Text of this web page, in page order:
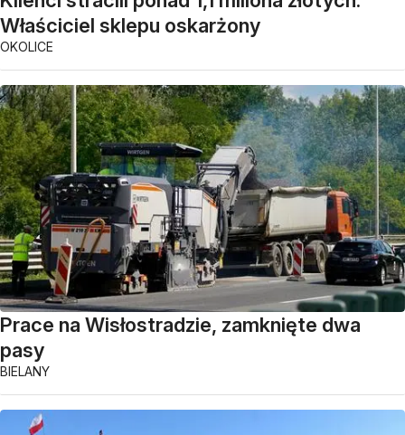
Właściciel sklepu oskarżony
OKOLICE
Prace na Wisłostradzie, zamknięte dwa
pasy
BIELANY